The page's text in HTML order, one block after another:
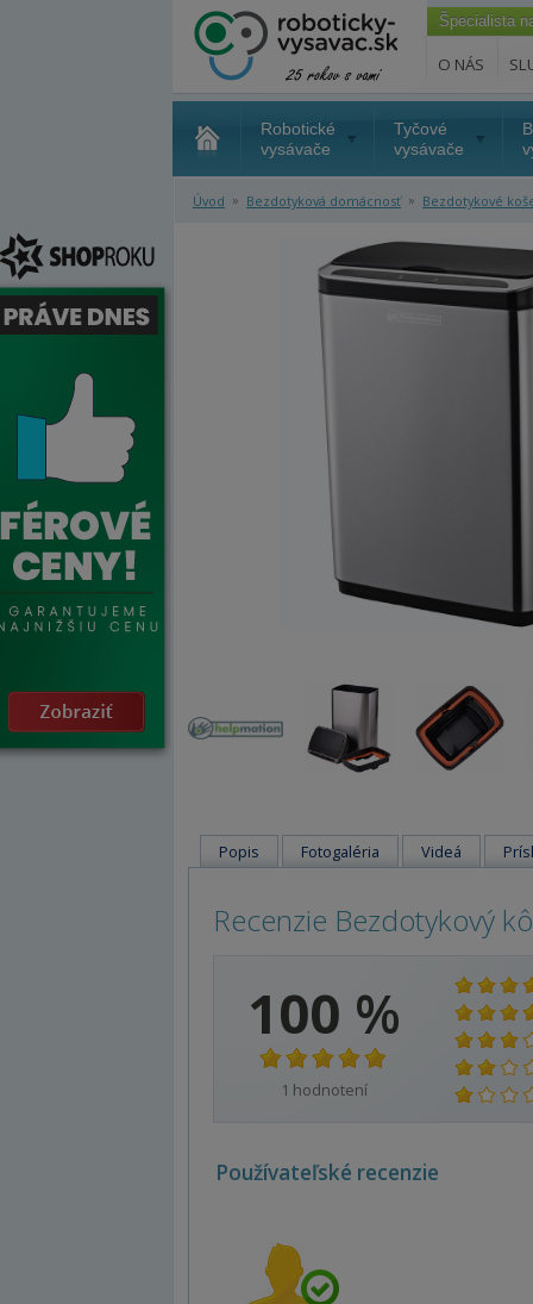
Špecialista
O NÁS
Robotické
vysávače
Tyčové
vysávače
Úvod » Bezdotyková domácnosť » Bezdotykové
Popis Fotogaléria Videá
Recenzie Bezdotykový
100 %
1 hodnotení
Používateľské recenzie